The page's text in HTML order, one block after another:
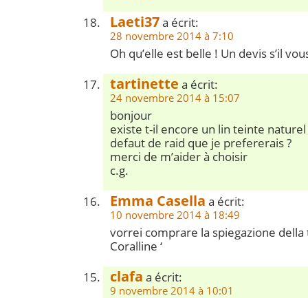
Laeti37a écrit:
28 novembre 2014 à 7:10
Oh qu’elle est belle ! Un devis s’il
tartinette a écrit:
24 novembre 2014 à 15:07
bonjour
existe t-il encore un lin teinte
defaut de raid que je prefererais ?
merci de m’aider à choisir
c.g.
Emma Casella a écrit:
10 novembre 2014 à 18:49
vorrei comprare la spiegazione della
Coralline ‘
clafa a écrit:
9 novembre 2014 à 10:01